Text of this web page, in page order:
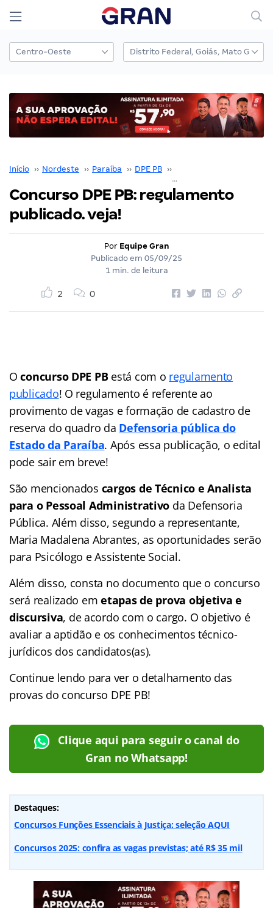
Início ›› Nordeste ›› Paraíba ›› DPE PB ››
Concurso DPE PB: regulamento
publicado. veja!
Por Equipe Gran
Publicado em 05/09/25
1 min. de leitura
2 0
Oconcurso DPE PBestá com o regulamento
publicado! O regulamento é referente ao
provimento de vagas e formação de cadastro de
reserva do quadro da Defensoria pública do
Estado da Paraíba. Após essa publicação, o edital
pode sair em breve!
São mencionados cargos de Técnico e Analista
para o Pessoal Administrativo da Defensoria
Pública. Além disso, segundo a representante,
Maria Madalena Abrantes, as oportunidades serão
para Psicólogo e Assistente Social.
Além disso, consta no documento que o concurso
será realizado emetapas de prova objetiva e
discursiva, de acordo com o cargo. O objetivo é
avaliar a aptidão e os conhecimentos técnico-
jurídicos dos candidatos(as).
Continue lendo para ver o detalhamento das
provas do concurso DPE PB!
Clique aqui para seguir o canal do
Gran no Whatsapp!
Destaques:
Concursos Funções Essenciais à Justiça: seleção AQUI
Concursos 2025: confira as vagas previstas; até R$ 35 mil